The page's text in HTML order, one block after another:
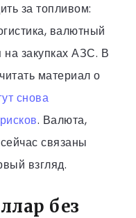
за топливом:
валютный
закупках АЗС. В
материал о
снова
. Валюта,
связаны
взгляд.
без